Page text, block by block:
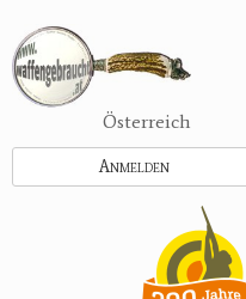
zum
Inhalt
Österreich
Anmelden